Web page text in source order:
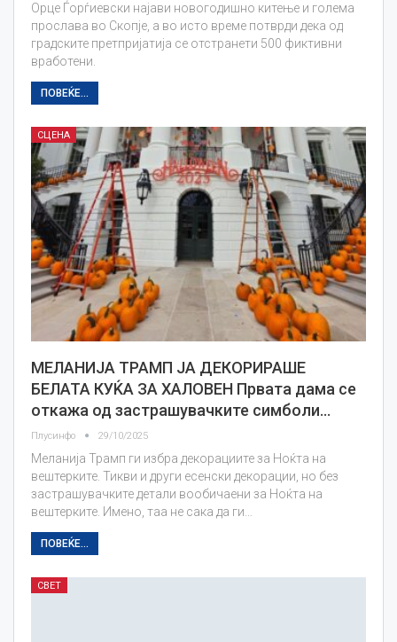
Орце Ѓорѓиевски најави новогодишно китење и голема
прослава во Скопје, а во исто време потврди дека од
градските претпријатија се отстранети 500 фиктивни
вработени.
ПОВЕЌЕ...
СЦЕНА
МЕЛАНИЈА ТРАМП ЈА ДЕКОРИРАШЕ
БЕЛАТА КУЌА ЗА ХАЛОВЕН Првата дама се
откажа од застрашувачките симболи…
Плусинфо 29/10/2025
Меланија Трамп ги избра декорациите за Ноќта на
вештерките. Тикви и други есенски декорации, но без
застрашувачките детали вообичаени за Ноќта на
вештерките. Имено, таа не сака да ги…
ПОВЕЌЕ...
СВЕТ